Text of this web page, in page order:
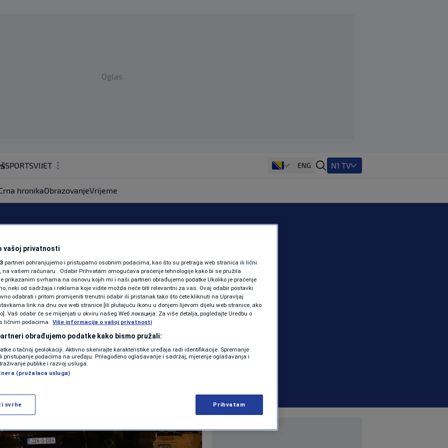
Oglas
SPORTSVIJET
ZDRAVLJE
SHOWBIZ
PODCAST
N1 SPECIJAL
FENOMENI
NEISTRAŽENO
VIRALNO
VIDEO
ENG N1 TV
hronikaObrazovanjeVrijeme
imao validnu
bez obzira na
12:53 VIJESTI 0 komentara
Više
vašoj privatnosti
partneri pohranjujemo i pristupamo osobnim podacima, kao što su pretraga web stranica ili lični
na vašem računaru . Odabir Prihvatam omogućava praćenje tehnologije kako bi se pružila
prikazanim svrhama na osnovu kojih mi i naši partneri obrađujemo podatke Ukoliko je praćenje
neki od sadržaja i reklama koje vidite možda neće biti relevantni za vas. Ovaj odabir postavki
odabrati i pritom promijeniti trenutni odabir ili pristanak tako što ćete kliknuti na Upravljaj
link na dnu ove web stranice [ili plutajuću ikonu u donjem lijevom dijelu web stranice, ako
Vaš odabir će se mijenjati u okviru našeg Wеб локација. Za više detalja, pogledajte Uredbu o
ličnim podacima. Više informacija o vašoj privatnosti
obrađujemo podatke kako bismo pružali:
o tačnoj geolokaciji. Aktivno skenirajte karakteristike uređaja radi identifikacije. Spremanje
pristupanje podacima na uređaju. Prilagođeno oglašavanje i sadržaj, mjerenje oglašavanja i
publike i razvoj usluga.
(pružalaca usluga)
svrhe Prihvatam